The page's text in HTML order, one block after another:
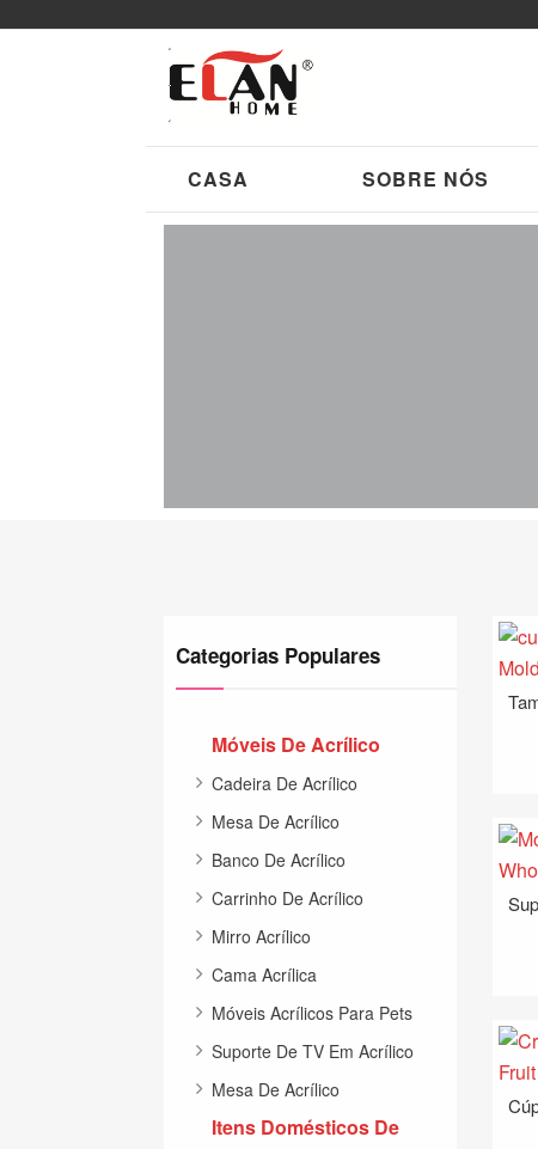
CASA SOBRE NÓS
Categorias Populares
Móveis De Acrílico
Cadeira De Acrílico
Mesa De Acrílico
Banco De Acrílico
Carrinho De Acrílico
Mirro Acrílico
Cama Acrílica
Móveis Acrílicos Para Pets
Suporte De TV Em Acrílico
Mesa De Acrílico
Itens Domésticos De